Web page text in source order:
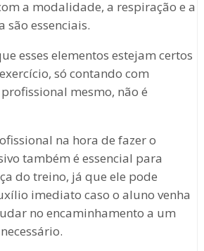
a modalidade, a respiração e a
são essenciais.
esses elementos estejam certos
só contando com
mesmo, não é
na hora de fazer o
também é essencial para
do treino, já que ele pode
imediato caso o aluno venha
no encaminhamento a um